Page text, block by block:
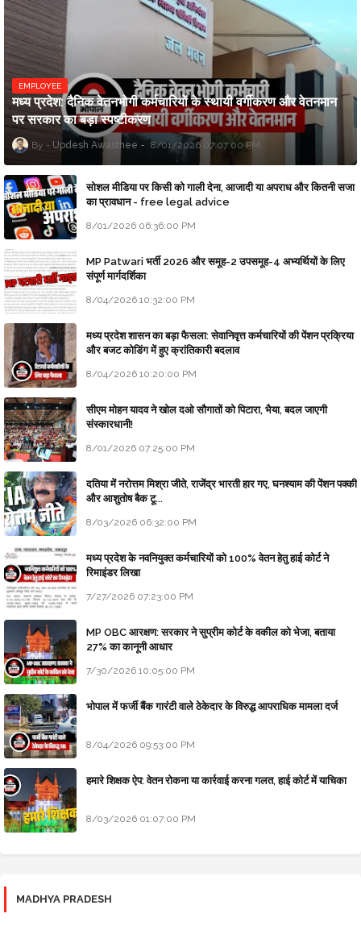
EMPLOYEE
मध्य प्रदेश: दैनिक वेतनभोगी कर्मचारियों के स्थायी वर्गीकरण और वेतनमान
पर सरकार का बड़ा स्पष्टीकरण
Updesh Awasthee 8/01/2026 07:07:00 PM
सोशल मीडिया पर किसी को गाली देना, आजादी या अपराध और कितनी सजा
का प्रावधान - free legal advice
8/01/2026 06:36:00 PM
MP Patwari भर्ती 2026 और समूह-2 उपसमूह-4 अभ्यर्थियों के लिए
संपूर्ण मार्गदर्शिका
8/04/2026 10:32:00 PM
मध्य प्रदेश शासन का बड़ा फैसला: सेवानिवृत्त कर्मचारियों की पेंशन प्रक्रिया
और बजट कोडिंग में हुए क्रांतिकारी बदलाव
8/04/2026 10:20:00 PM
सीएम मोहन यादव ने खोल दओ सौगातों को पिटारा, भैया, बदल जाएगी
संस्कारधानी!
8/01/2026 07:25:00 PM
दतिया में नरोत्तम मिश्रा जीते, राजेंद्र भारती हार गए, घनश्याम की पेंशन पक्की
और आशुतोष बैक टू...
8/03/2026 06:32:00 PM
मध्य प्रदेश के नवनियुक्त कर्मचारियों को 100% वेतन हेतु हाई कोर्ट ने
रिमाइंडर लिखा
7/27/2026 07:23:00 PM
MP OBC आरक्षण: सरकार ने सुप्रीम कोर्ट के वकील को भेजा, बताया
27% का कानूनी आधार
7/30/2026 10:05:00 PM
भोपाल में फर्जी बैंक गारंटी वाले ठेकेदार के विरुद्ध आपराधिक मामला दर्ज
8/04/2026 09:53:00 PM
हमारे शिक्षक ऐप: वेतन रोकना या कार्रवाई करना गलत, हाई कोर्ट में याचिका
8/03/2026 01:07:00 PM
MADHYA PRADESH